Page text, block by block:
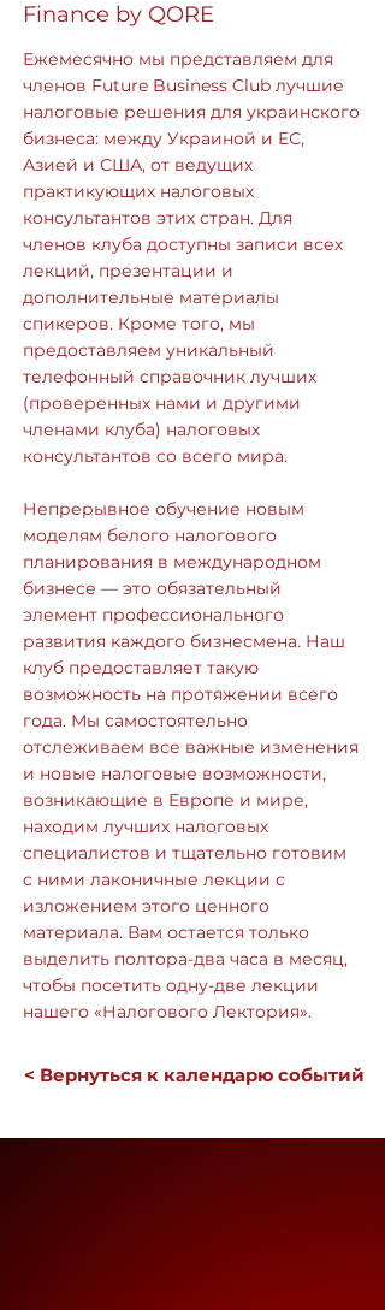
Finance by QORE
Ежемесячно мы представляем для
членов Future Business Club лучшие
налоговые решения для украинского
бизнеса: между Украиной и ЕС,
Азией и США, от ведущих
практикующих налоговых
консультантов этих стран. Для
членов клуба доступны записи всех
лекций, презентации и
дополнительные материалы
спикеров. Кроме того, мы
предоставляем уникальный
телефонный справочник лучших
(проверенных нами и другими
членами клуба) налоговых
консультантов со всего мира.
Непрерывное обучение новым
моделям белого налогового
планирования в международном
бизнесе — это обязательный
элемент профессионального
развития каждого бизнесмена. Наш
клуб предоставляет такую
возможность на протяжении всего
года. Мы самостоятельно
отслеживаем все важные изменения
и новые налоговые возможности,
возникающие в Европе и мире,
находим лучших налоговых
специалистов и тщательно готовим
с ними лаконичные лекции с
изложением этого ценного
материала. Вам остается только
выделить полтора-два часа в месяц,
чтобы посетить одну-две лекции
нашего «Налогового Лектория».
< Вернуться к календарю событий